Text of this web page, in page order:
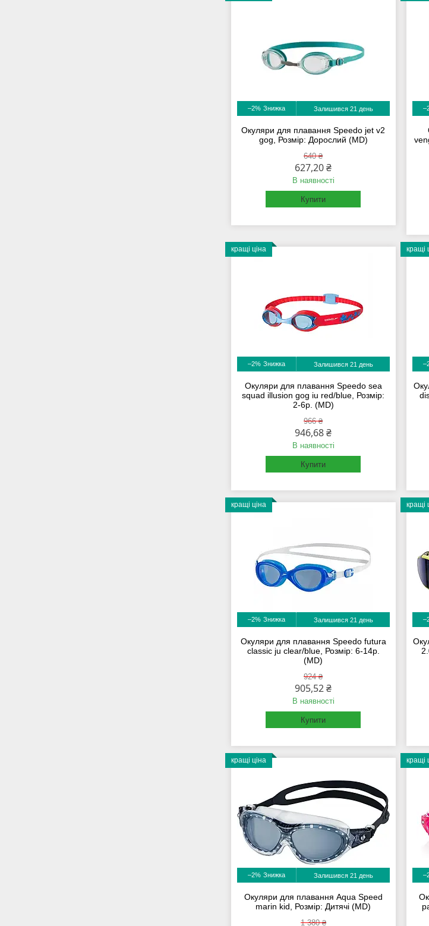
–2% Залишився 21 день
Окуляри для плавання Speedo jet v2
gog, Розмір: Дорослий (MD)
640 ₴
627,20 ₴
В наявності
Купити
кращі ціна
–2% Залишився 21 день
Окуляри для плавання Speedo sea
squad illusion gog iu red/blue, Розмір:
2-6р. (MD)
966 ₴
946,68 ₴
В наявності
Купити
кращі
кращі ціна
–2% Залишився 21 день
Окуляри для плавання Speedo futura
classic ju clear/blue, Розмір: 6-14р.
(MD)
924 ₴
905,52 ₴
В наявності
Купити
кращі
кращі ціна
–2% Залишився 21 день
Окуляри для плавання Aqua Speed
marin kid, Розмір: Дитячі (MD)
1 380 ₴
кращі